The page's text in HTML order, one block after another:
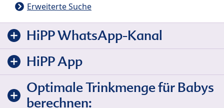
Erweiterte Suche
HiPP WhatsApp-Kanal
HiPP App
Optimale Trinkmenge für Babys
berechnen: